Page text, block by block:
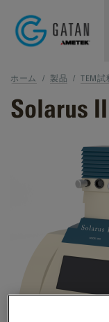
ホーム / 製品 / TEM試
Solarus